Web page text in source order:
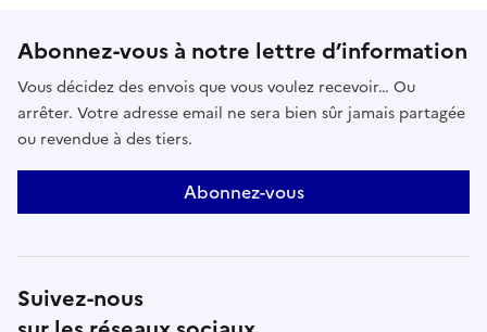
Abonnez-vous à notre lettre d’information
Vous décidez des envois que vous voulez recevoir… Ou
arrêter. Votre adresse email ne sera bien sûr jamais partagée
ou revendue à des tiers.
Abonnez-vous
Suivez-nous